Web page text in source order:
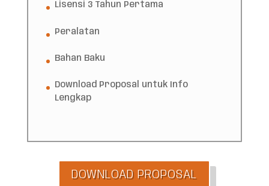
Lisensi 3 Tahun Pertama
Peralatan
Bahan Baku
Download Proposal untuk Info
Lengkap
DOWNLOAD PROPOSAL